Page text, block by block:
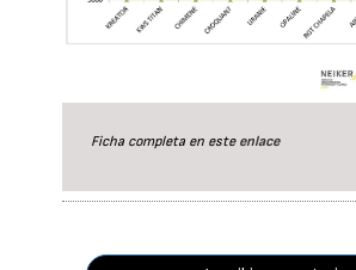
Ficha completa en este enlace